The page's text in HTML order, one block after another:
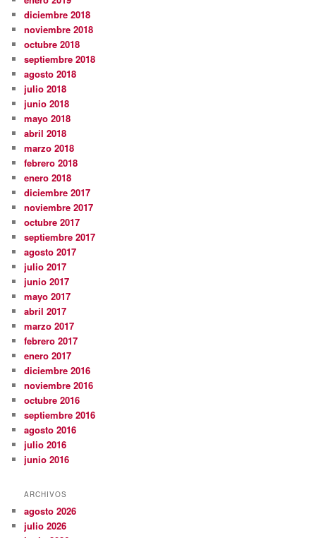
diciembre 2018
noviembre 2018
octubre 2018
septiembre 2018
agosto 2018
julio 2018
junio 2018
mayo 2018
abril 2018
marzo 2018
febrero 2018
enero 2018
diciembre 2017
noviembre 2017
octubre 2017
septiembre 2017
agosto 2017
julio 2017
junio 2017
mayo 2017
abril 2017
marzo 2017
febrero 2017
enero 2017
diciembre 2016
noviembre 2016
octubre 2016
septiembre 2016
agosto 2016
julio 2016
junio 2016
ARCHIVOS
agosto 2026
julio 2026